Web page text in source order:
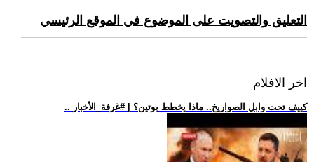
التعليق والتصويت على الموضوع في الموقع الرئيسي
اخر الافلام
.. كييف تحت وابل الصواريخ.. ماذا يخطط بوتين؟ | #غرفة_الأخبار